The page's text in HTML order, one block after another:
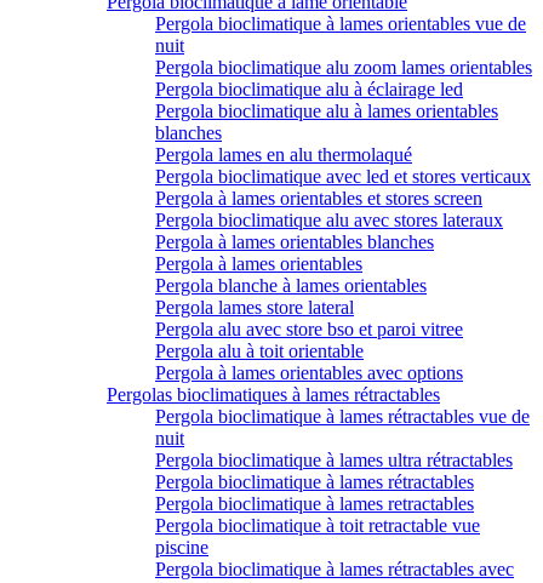
Pergola bioclimatique à lames orientables vue de
nuit
Pergola bioclimatique alu zoom lames orientables
Pergola bioclimatique alu à éclairage led
Pergola bioclimatique alu à lames orientables
blanches
Pergola lames en alu thermolaqué
Pergola bioclimatique avec led et stores verticaux
Pergola à lames orientables et stores screen
Pergola bioclimatique alu avec stores lateraux
Pergola à lames orientables blanches
Pergola à lames orientables
Pergola blanche à lames orientables
Pergola lames store lateral
Pergola alu avec store bso et paroi vitree
Pergola alu à toit orientable
Pergola à lames orientables avec options
Pergolas bioclimatiques à lames rétractables
Pergola bioclimatique à lames rétractables vue de
nuit
Pergola bioclimatique à lames ultra rétractables
Pergola bioclimatique à lames rétractables
Pergola bioclimatique à lames retractables
Pergola bioclimatique à toit retractable vue
piscine
Pergola bioclimatique à lames rétractables avec